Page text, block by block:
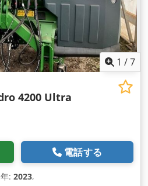
1 /7
4200 Ultra
電話する
: 2023,